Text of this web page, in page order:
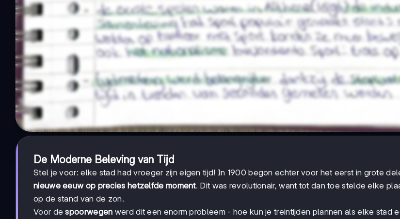
De Moderne Beleving van Tijd
Stel je voor: elke stad had vroeger zijn eigen tijd! In 1900 begon echter voor het eerst in grote
nieuwe eeuw op precies hetzelfde moment. Dit was revolutionair, want tot dan toe stelde elke
op de stand van de zon.
Voor despoorwegen werd dit een enorm probleem - hoe kun je treintijden plannen als elke stad